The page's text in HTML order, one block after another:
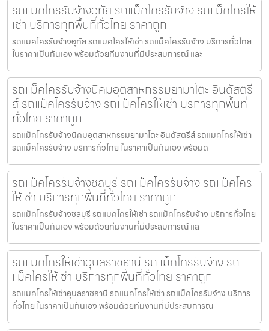
รถแมคโครรับจ้างอุทัย รถแม็คโครรับจ้าง รถแม็คโครให้
เช่า บริการทุกพื้นที่ทั่วไทย ราคาถูก
รถแมคโครรับจ้างอุทัย รถแมคโครให้เช่า รถแม็คโครรับจ้าง บริการทั่วไทย
ในราคาเป็นกันเอง พร้อมด้วยทีมงานที่มีประสบการณ์ และ
รถแม็คโครรับจ้างนิคมอุตสาหกรรมยามาโตะ อินดัสตรี
ส์ รถแม็คโครรับจ้าง รถแม็คโครให้เช่า บริการทุกพื้นที่
ทั่วไทย ราคาถูก
รถแม็คโครรับจ้างนิคมอุตสาหกรรมยามาโตะ อินดัสตรีส์ รถแมคโครให้เช่า
รถแม็คโครรับจ้าง บริการทั่วไทย ในราคาเป็นกันเอง พร้อมด
รถแม็คโครรับจ้างชลบุรี รถแม็คโครรับจ้าง รถแม็คโคร
ให้เช่า บริการทุกพื้นที่ทั่วไทย ราคาถูก
รถแม็คโครรับจ้างชลบุรี รถแมคโครให้เช่า รถแม็คโครรับจ้าง บริการทั่วไทย
ในราคาเป็นกันเอง พร้อมด้วยทีมงานที่มีประสบการณ์ แล
รถแมคโครให้เช่าอุบลราชธานี รถแม็คโครรับจ้าง รถ
แม็คโครให้เช่า บริการทุกพื้นที่ทั่วไทย ราคาถูก
รถแมคโครให้เช่าอุบลราชธานี รถแมคโครให้เช่า รถแม็คโครรับจ้าง บริการ
ทั่วไทย ในราคาเป็นกันเอง พร้อมด้วยทีมงานที่มีประสบการณ